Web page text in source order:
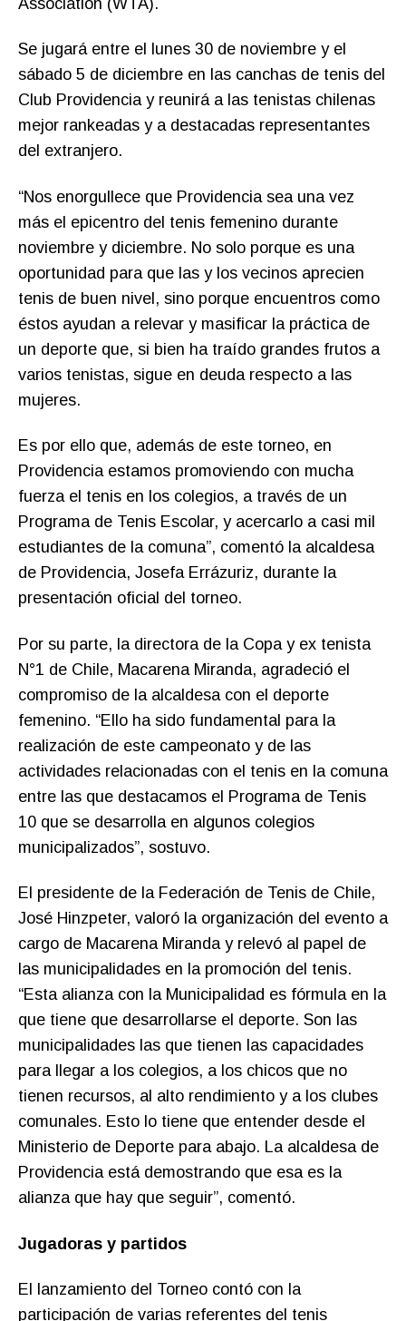
Se jugará entre el lunes 30 de noviembre y el
sábado 5 de diciembre en las canchas de tenis del
Club Providencia y reunirá a las tenistas chilenas
mejor rankeadas y a destacadas representantes
del extranjero.
“Nos enorgullece que Providencia sea una vez
más el epicentro del tenis femenino durante
noviembre y diciembre. No solo porque es una
oportunidad para que las y los vecinos aprecien
tenis de buen nivel, sino porque encuentros como
éstos ayudan a relevar y masificar la práctica de
un deporte que, si bien ha traído grandes frutos a
varios tenistas, sigue en deuda respecto a las
mujeres.
Es por ello que, además de este torneo, en
Providencia estamos promoviendo con mucha
fuerza el tenis en los colegios, a través de un
Programa de Tenis Escolar, y acercarlo a casi mil
estudiantes de la comuna”, comentó la alcaldesa
de Providencia, Josefa Errázuriz, durante la
presentación oficial del torneo.
Por su parte, la directora de la Copa y ex tenista
N°1 de Chile, Macarena Miranda, agradeció el
compromiso de la alcaldesa con el deporte
femenino. “Ello ha sido fundamental para la
realización de este campeonato y de las
actividades relacionadas con el tenis en la comuna
entre las que destacamos el Programa de Tenis
10 que se desarrolla en algunos colegios
municipalizados”, sostuvo.
El presidente de la Federación de Tenis de Chile,
José Hinzpeter, valoró la organización del evento a
cargo de Macarena Miranda y relevó al papel de
las municipalidades en la promoción del tenis.
“Esta alianza con la Municipalidad es fórmula en la
que tiene que desarrollarse el deporte. Son las
municipalidades las que tienen las capacidades
para llegar a los colegios, a los chicos que no
tienen recursos, al alto rendimiento y a los clubes
comunales. Esto lo tiene que entender desde el
Ministerio de Deporte para abajo. La alcaldesa de
Providencia está demostrando que esa es la
alianza que hay que seguir”, comentó.
Jugadoras y partidos
El lanzamiento del Torneo contó con la
participación de varias referentes del tenis